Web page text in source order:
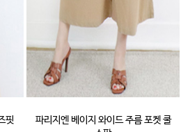
핏
파리지엔 베이지 와이드 주름 포켓 쿨